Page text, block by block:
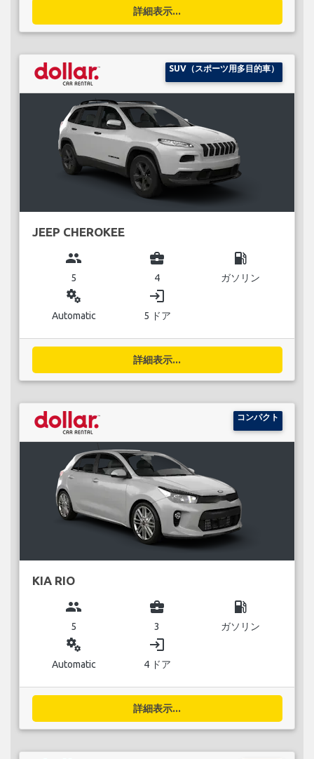
詳細表示...
SUV（スポーツ用多目的車）
JEEP CHEROKEE
group
5
business_center
4
local_gas_station
ガソリン
miscellaneous_services
Automatic
login
5 ドア
詳細表示...
コンパクト
KIA RIO
group
5
business_center
3
local_gas_station
ガソリン
miscellaneous_services
Automatic
login
4 ドア
詳細表示...